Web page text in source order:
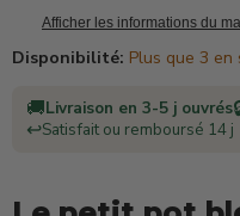
Afficher les informations du
Disponibilité: Plus que 3 en
🚚Livraison en 3-5 j ouvrés
↩️Satisfait ou remboursé 14 j